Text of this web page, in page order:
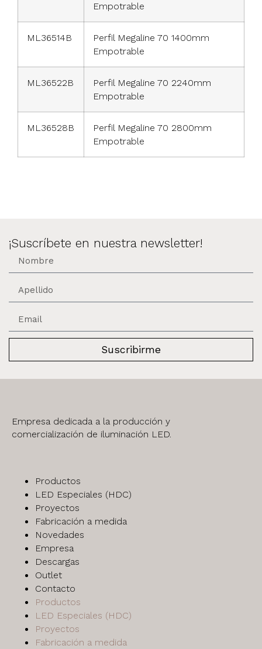
Empotrable
ML36514B
Perfil Megaline 70 1400mm
Empotrable
ML36522B
Perfil Megaline 70 2240mm
Empotrable
ML36528B
Perfil Megaline 70 2800mm
Empotrable
¡Suscríbete en nuestra newsletter!
Suscribirme
Empresa dedicada a la producción y
comercialización de iluminación LED.
Productos
LED Especiales (HDC)
Proyectos
Fabricación a medida
Novedades
Empresa
Descargas
Outlet
Contacto
Productos
LED Especiales (HDC)
Proyectos
Fabricación a medida